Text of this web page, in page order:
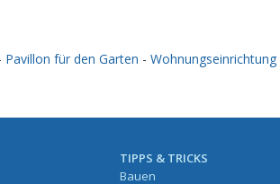
Pavillon für den Garten - Wohnungseinrichtung
TIPPS & TRICKS
Bauen